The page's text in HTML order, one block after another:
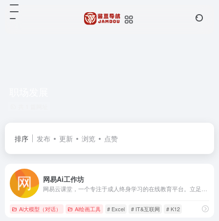
排序 发布 更新 浏览 点赞
网易Ai工作坊
Ai大模型（对话） Ai绘画工具 # Excel # IT&互联网 # K12